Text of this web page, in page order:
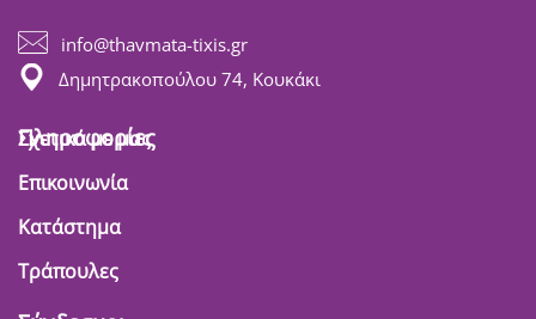
info@thavmata-tixis.gr
Δημητρακοπούλου 74, Κουκάκι
Πληροφορίες
Σχετικά με μας
Επικοινωνία
Κατάστημα
Τράπουλες